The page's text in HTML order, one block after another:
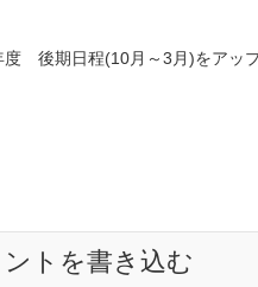
度 後期日程(10月～3月)をアップ
ントを書き込む